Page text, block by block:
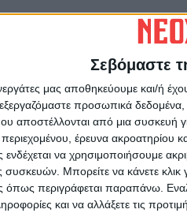
Σεβόμαστε
μας αποθηκεύουμε και/ή
προσωπικά
αποστέλλονται από μια συσκευή
περιεχομένου, έρευνα ακροατηρίου
ενδέχεται να χρησιμοποιήσουμε
Μπορείτε να κάνετε κλικ
όπως περιγράφεται παραπάνω.
και να αλλάξετε τις
Αγών
ΝΕΟΣ ΑΓΩΝ στο
της Καρδίτσας και